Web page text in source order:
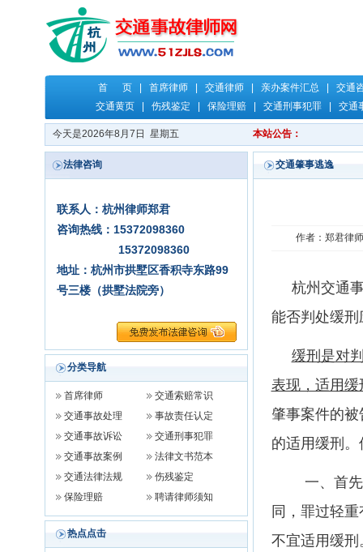
首 页 首席律师 交通律师 亲办案件汇总
交通
交通黄页
伤残鉴定 保险理赔 交通刑事犯罪 交通
今天是2026年8月7日 星期五 本站公告：
法律咨询
联系人：杭州律师郑君
咨询热线：15372098360
15372098360
地址：杭州市拱墅区香积寺东路99
号三楼（拱墅法院旁）
分类导航
首席律师
交通索赔常识
交通事故处理
事故责任认定
交通事故诉讼
交通刑事犯罪
交通事故案例
法律文书范本
交通法律法规
伤残鉴定
保险理赔
聘请律师须知
热点点击
交通肇事逃逸
作者：郑君律
杭州交通事
能否判处缓
缓刑是对
表现，适用
肇事案件的
的适用缓刑
一、首先，
同，罪过轻
不宜适用缓刑